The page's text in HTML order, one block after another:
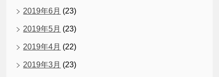
2019年6月 (23)
2019年5月 (23)
2019年4月 (22)
2019年3月 (23)